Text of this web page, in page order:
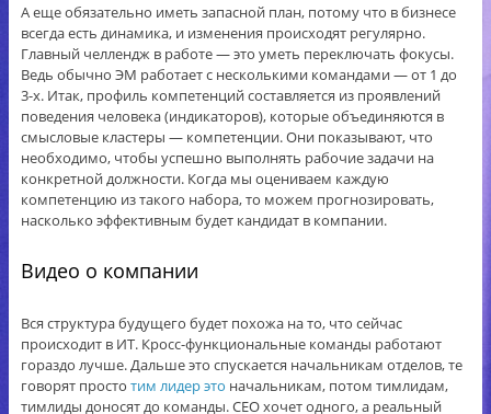
А еще обязательно иметь запасной план, потому что в бизнесе
всегда есть динамика, и изменения происходят регулярно.
Главный челлендж в работе — это уметь переключать фокусы.
Ведь обычно ЭМ работает с несколькими командами — от 1 до
3-х. Итак, профиль компетенций составляется из проявлений
поведения человека (индикаторов), которые объединяются в
смысловые кластеры — компетенции. Они показывают, что
необходимо, чтобы успешно выполнять рабочие задачи на
конкретной должности. Когда мы оцениваем каждую
компетенцию из такого набора, то можем прогнозировать,
насколько эффективным будет кандидат в компании.
Видео о компании
Вся структура будущего будет похожа на то, что сейчас
происходит в ИТ. Кросс-функциональные команды работают
гораздо лучше. Дальше это спускается начальникам отделов, те
говорят просто тим лидер это начальникам, потом тимлидам,
тимлиды доносят до команды. СЕО хочет одного, а реальный